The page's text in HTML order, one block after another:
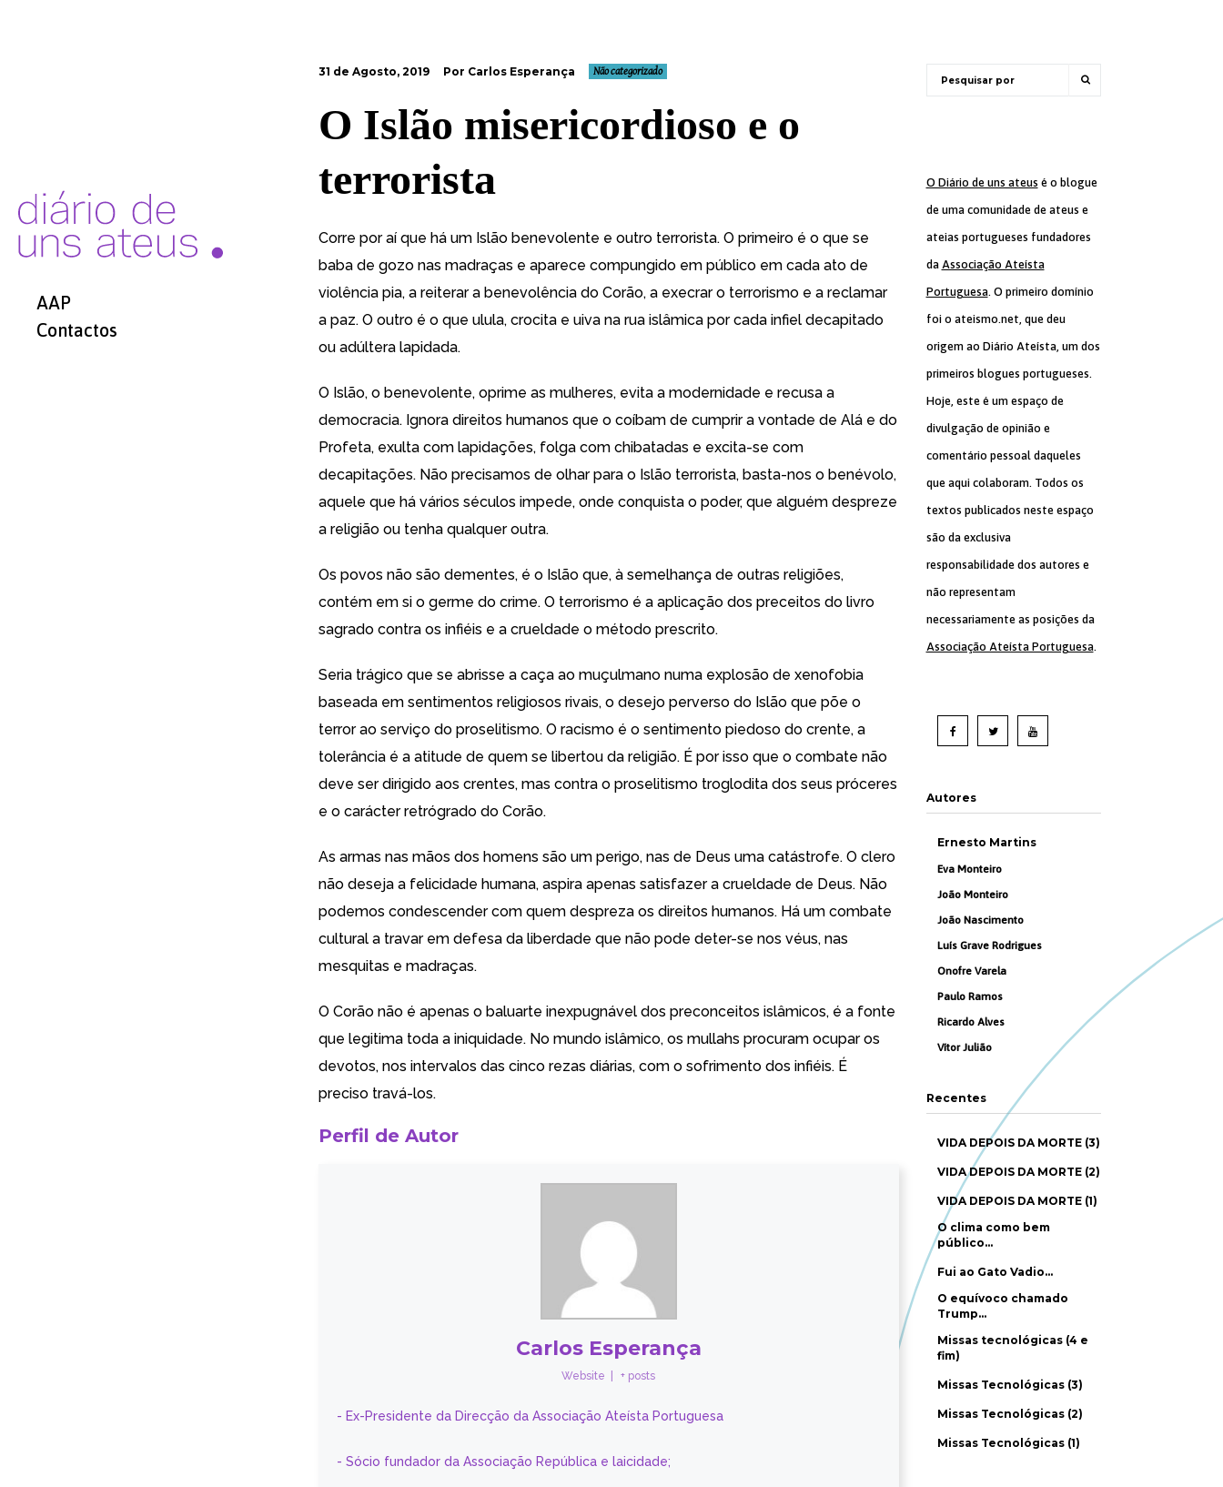
AAP
Contactos
31 de Agosto, 2019 Por Carlos Esperança Não categorizado
O Islão misericordioso e o
terrorista
Corre por aí que há um Islão benevolente e outro terrorista. O primeiro é o que se
baba de gozo nas madraças e aparece compungido em público em cada ato de
violência pia, a reiterar a benevolência do Corão, a execrar o terrorismo e a reclamar
a paz. O outro é o que ulula, crocita e uiva na rua islâmica por cada infiel decapitado
ou adúltera lapidada.
O Islão, o benevolente, oprime as mulheres, evita a modernidade e recusa a
democracia. Ignora direitos humanos que o coíbam de cumprir a vontade de Alá e do
Profeta, exulta com lapidações, folga com chibatadas e excita-se com
decapitações. Não precisamos de olhar para o Islão terrorista, basta-nos o benévolo,
aquele que há vários séculos impede, onde conquista o poder, que alguém despreze
a religião ou tenha qualquer outra.
Os povos não são dementes, é o Islão que, à semelhança de outras religiões,
contém em si o germe do crime. O terrorismo é a aplicação dos preceitos do livro
sagrado contra os infiéis e a crueldade o método prescrito.
Seria trágico que se abrisse a caça ao muçulmano numa explosão de xenofobia
baseada em sentimentos religiosos rivais, o desejo perverso do Islão que põe o
terror ao serviço do proselitismo. O racismo é o sentimento piedoso do crente, a
tolerância é a atitude de quem se libertou da religião. É por isso que o combate não
deve ser dirigido aos crentes, mas contra o proselitismo troglodita dos seus próceres
e o carácter retrógrado do Corão.
As armas nas mãos dos homens são um perigo, nas de Deus uma catástrofe. O clero
não deseja a felicidade humana, aspira apenas satisfazer a crueldade de Deus. Não
podemos condescender com quem despreza os direitos humanos. Há um combate
cultural a travar em defesa da liberdade que não pode deter-se nos véus, nas
mesquitas e madraças.
O Corão não é apenas o baluarte inexpugnável dos preconceitos islâmicos, é a fonte
que legitima toda a iniquidade. No mundo islâmico, os mullahs procuram ocupar os
devotos, nos intervalos das cinco rezas diárias, com o sofrimento dos infiéis. É
preciso travá-los.
Perfil de Autor
Carlos Esperança
Website + posts
- Ex-Presidente da Direcção da Associação Ateísta Portuguesa
- Sócio fundador da Associação República e laicidade;
O Diário de uns ateus é o blogue
de uma comunidade de ateus e
ateias portugueses fundadores
da Associação Ateísta
Portuguesa. O primeiro domínio
foi o ateismo.net, que deu
origem ao Diário Ateísta, um dos
primeiros blogues portugueses.
Hoje, este é um espaço de
divulgação de opinião e
comentário pessoal daqueles
que aqui colaboram. Todos os
textos publicados neste espaço
são da exclusiva
responsabilidade dos autores e
não representam
necessariamente as posições da
Associação Ateísta Portuguesa.
Autores
Ernesto Martins
Eva Monteiro
João Monteiro
João Nascimento
Luís Grave Rodrigues
Onofre Varela
Paulo Ramos
Ricardo Alves
Vítor Julião
Recentes
VIDA DEPOIS DA MORTE (3)
VIDA DEPOIS DA MORTE (2)
VIDA DEPOIS DA MORTE (1)
O clima como bem
público…
Fui ao Gato Vadio…
O equívoco chamado
Trump…
Missas tecnológicas (4 e
fim)
Missas Tecnológicas (3)
Missas Tecnológicas (2)
Missas Tecnológicas (1)